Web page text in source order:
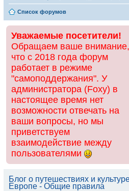
Список форумов
Уважаемые посетители!
Обращаем ваше внимание,
что с 2018 года форум
работает в режиме
"самоподдержания". У
администратора (Foxy) в
настоящее время нет
возможности отвечать на
ваши вопросы, но мы
приветствуем
взаимодействие между
пользователями
Блог о путешествиях и
Европе - Общие правила